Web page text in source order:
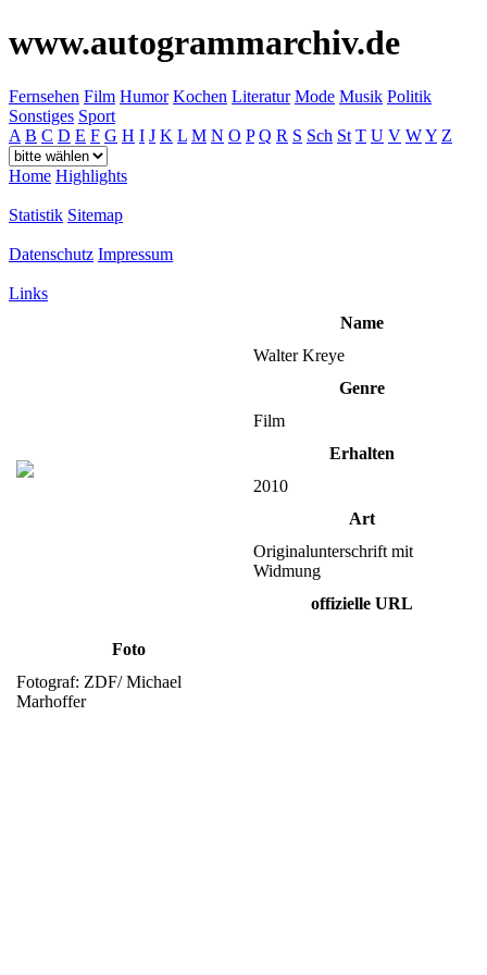
www.autogrammarchiv.de
Fernsehen Film Humor Kochen Literatur Mode Musik Politik
Sonstiges Sport
A B C D E F G H I J K L M N O P Q R S Sch St T U V WY Z
Home Highlights
Statistik Sitemap
Datenschutz Impressum
Links
Name
Walter Kreye
Genre
Film
Erhalten
2010
Art
Originalunterschrift mit
Widmung
offizielle URL
Foto
Fotograf: ZDF/ Michael
Marhoffer